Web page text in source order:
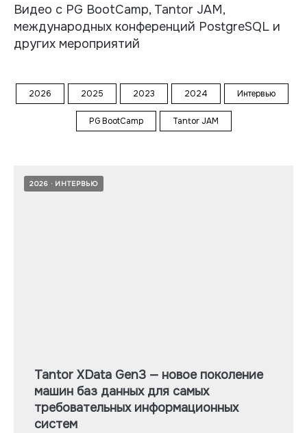
Видео с PG BootCamp, Tantor JAM,
международных конференций PostgreSQL и
других мероприятий
2026 2025 2023 2024 Интервью
PG BootCamp Tantor JAM
2026 ИНТЕРВЬЮ
Tantor XData Gen3 — новое поколение
машин баз данных для самых
требовательных информационных
систем